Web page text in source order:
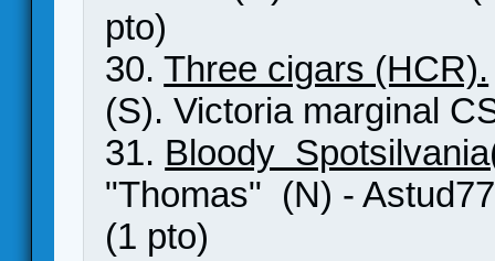
pto)
30.Three cigars (HCR).
(S). Victoria marginal
31. Bloody
"Thomas" (N) -
(1 pto)